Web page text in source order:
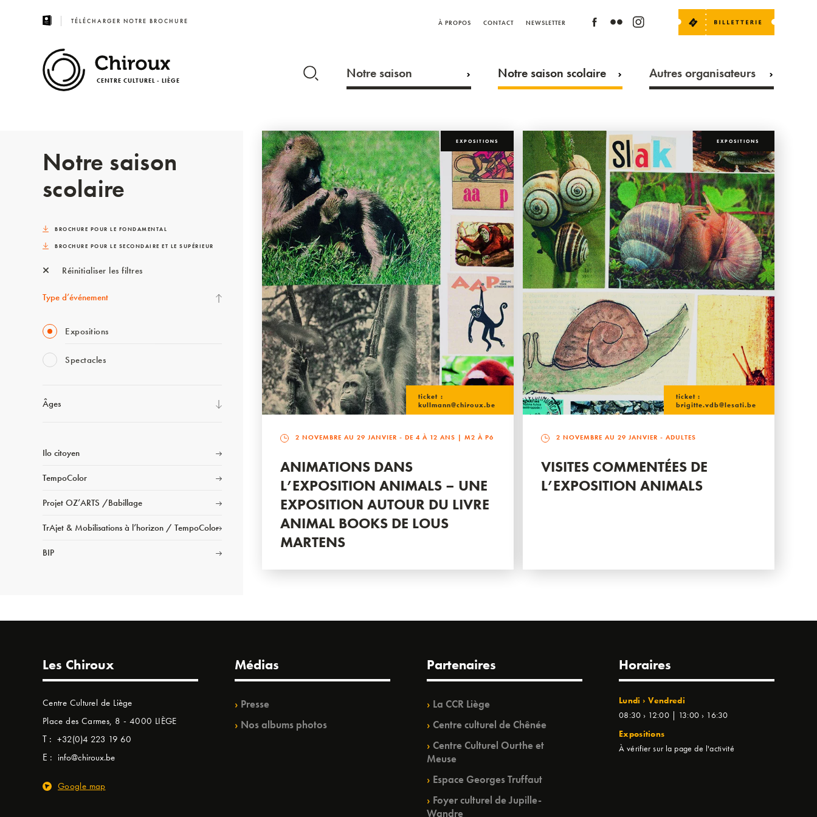
TÉLÉCHARGER NOTRE BROCHURE À PROPOS CONTACT NEWSLETTER
CENTRE CULTUREL - LIÈGE Notre saison Notre saison scolaire Autres organisateurs
Notre saison
scolaire
BROCHURE POUR LE FONDAMENTAL
BROCHURE POUR LE SECONDAIRE ET LE SUPÉRIEUR
Réinitialiser les filtres
Type d’événement
Expositions
Spectacles
Âges
Ilo citoyen
TempoColor
Projet OZ’ARTS /Babillage
TrAjet & Mobilisations à l’horizon / TempoColor
BIP
EXPOSITIONS
ticket :
kullmann@chiroux.be
2 NOVEMBRE AU 29 JANVIER - DE 4 À 12 ANS | M2 À P6
ANIMATIONS DANS
L’EXPOSITION ANIMALS – UNE
EXPOSITION AUTOUR DU LIVRE
ANIMAL BOOKS DE LOUS
MARTENS
EXPOSITIONS
ticket :
brigitte.vdb@lesati.be
2 NOVEMBRE AU 29 JANVIER - ADULTES
VISITES COMMENTÉES DE
L’EXPOSITION ANIMALS
Les Chiroux
Centre Culturel de Liège
Place des Carmes, 8 - 4000 LIÈGE
T : +32(0)4 223 19 60
E : info@chiroux.be
Google map
Médias
Presse
Nos albums photos
Partenaires
La CCR Liège
Centre culturel de Chênée
Centre Culturel Ourthe et
Meuse
Espace Georges Truffaut
Foyer culturel de Jupille-
Wandre
Horaires
Lundi › Vendredi
08:30 › 12:00 | 13:00 › 16:30
Expositions
À vérifier sur la page de l'activité